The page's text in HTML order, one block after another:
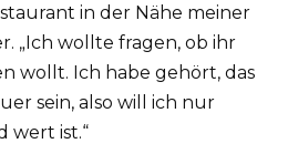
in der Nähe meiner
„Ich wollte fragen, ob ihr
wollt. Ich habe gehört, das
sein, also will ich nur
wert ist.“